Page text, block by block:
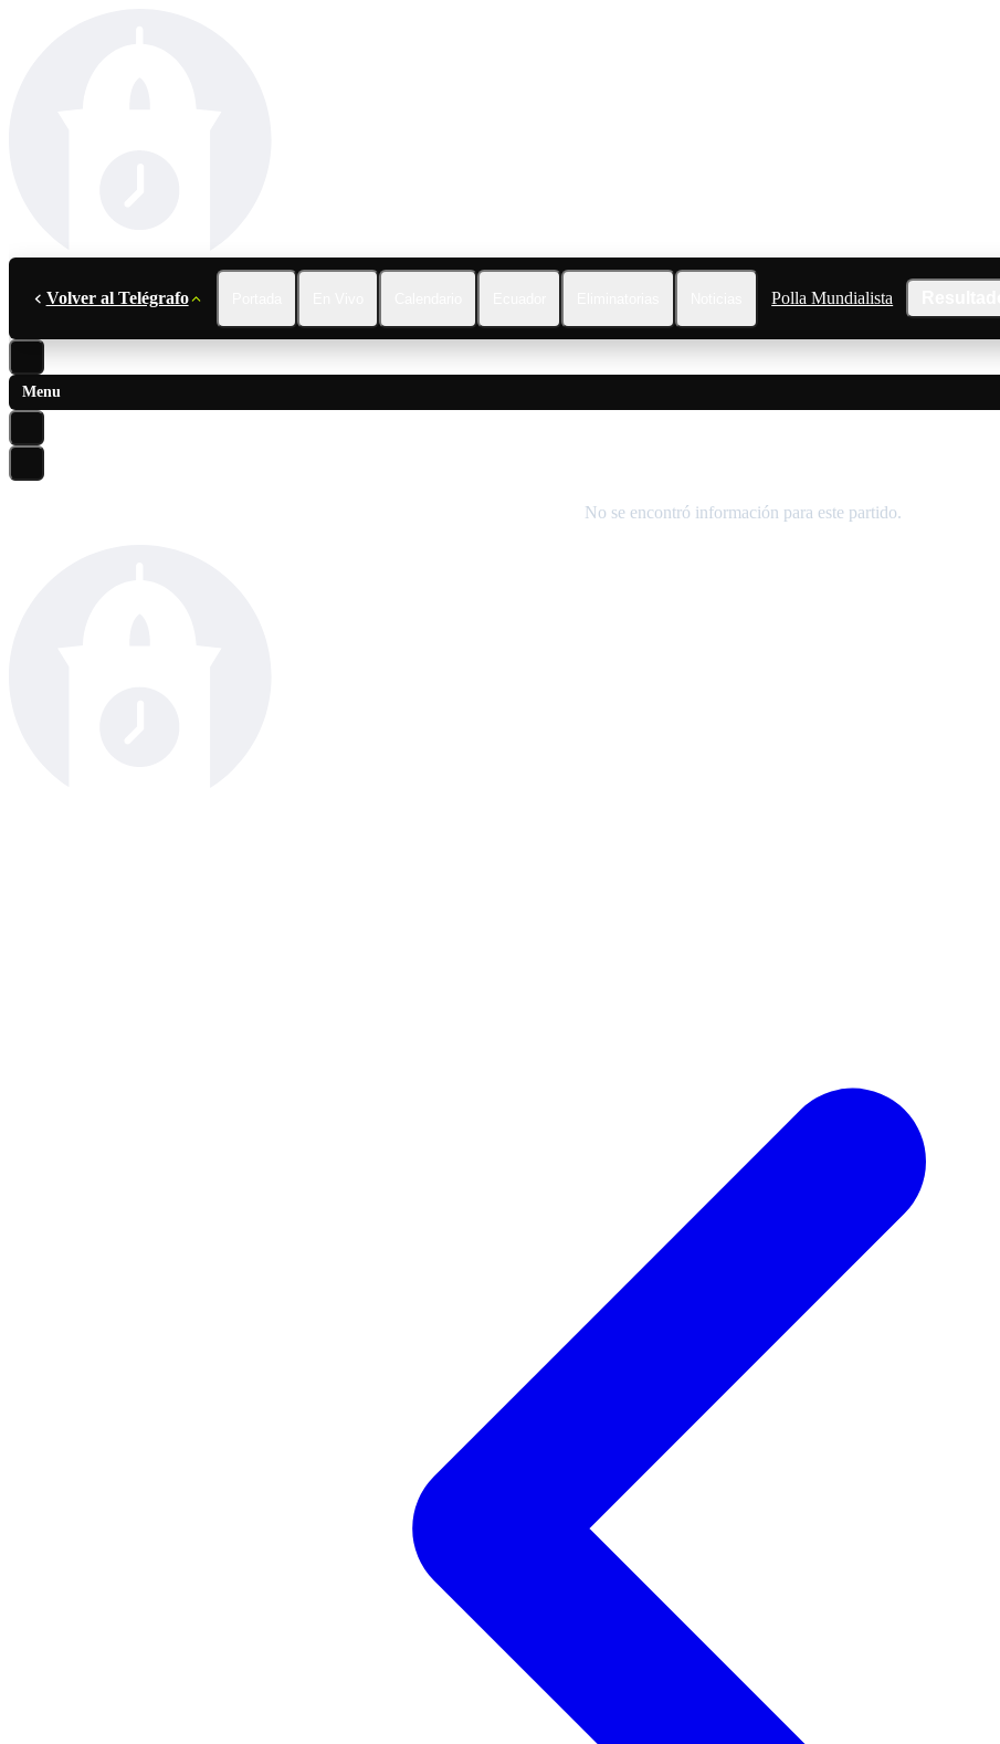
Volver al Telégrafo Polla Mundialista
Menu
No se encontró información para este partido.